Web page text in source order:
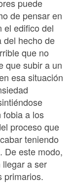
puede
de pensar en
el edifico del
del hecho de
que no
que subir a un
esa situación
fobia a los
proceso que
teniendo
De este modo,
a ser
primarios.